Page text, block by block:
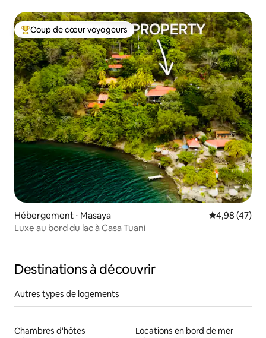
Coups de cœur voyageurs les plus appréciés
Coup de cœur voyageurs
Hébergement ⋅ Masaya Évaluation
4,98 (47)
Luxe au bord du lac à Casa Tuani
Destinations à découvrir
Autres types de logements
Chambres d'hôtes
Locations en bord de mer